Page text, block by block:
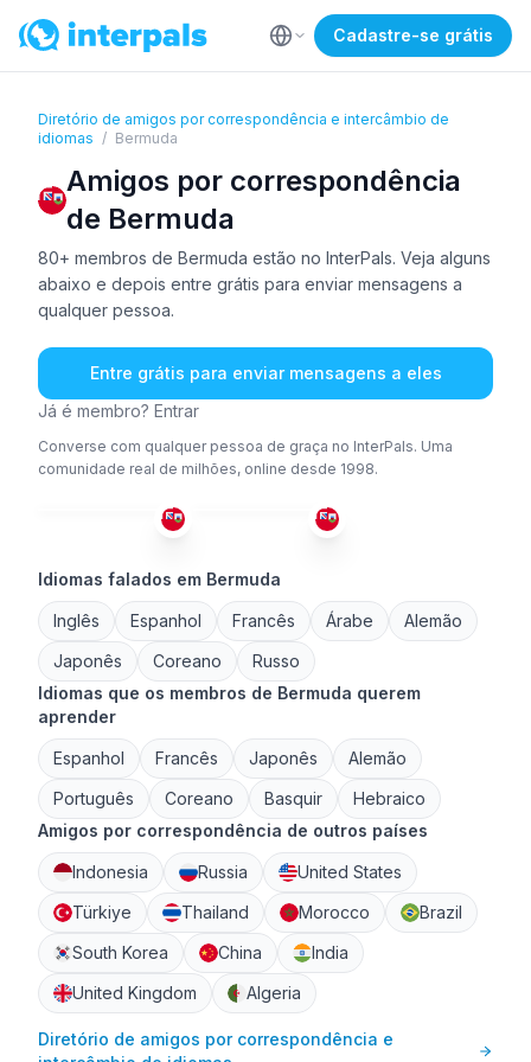
Cadastre-se grátis
Diretório de amigos por correspondência e intercâmbio de
idiomas / Bermuda
Amigos por correspondência
de Bermuda
80+ membros de Bermuda estão no InterPals. Veja alguns
abaixo e depois entre grátis para enviar mensagens a
qualquer pessoa.
Entre grátis para enviar mensagens a eles
Já é membro? Entrar
Converse com qualquer pessoa de graça no InterPals. Uma
comunidade real de milhões, online desde 1998.
ING ING
Idiomas falados em Bermuda
Inglês Espanhol Francês Árabe
Alemão
Japonês
Coreano
Russo
Idiomas que os membros de Bermuda querem
aprender
Espanhol Francês Japonês
Alemão
Português
Coreano Basquir
Hebraico
Amigos por correspondência de outros países
Indonesia Russia
United States
Türkiye
Thailand Morocco
Brazil
South Korea
China
India
United Kingdom
Algeria
Diretório de amigos por correspondência e